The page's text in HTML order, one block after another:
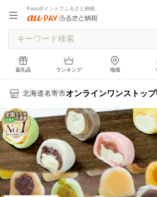
Pontaポイントでふるさと納税
返礼品 ランキング 地域
北海道名寄市オンラインワンストッ